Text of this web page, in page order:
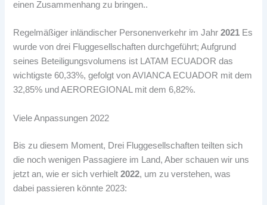
einen Zusammenhang zu bringen..
Regelmäßiger inländischer Personenverkehr im Jahr2021 Es
wurde von drei Fluggesellschaften durchgeführt; Aufgrund
seines Beteiligungsvolumens ist LATAM ECUADOR das
wichtigste 60,33%, gefolgt von AVIANCA ECUADOR mit dem
32,85% und AEROREGIONAL mit dem 6,82%.
Viele Anpassungen 2022
Bis zu diesem Moment, Drei Fluggesellschaften teilten sich
die noch wenigen Passagiere im Land, Aber schauen wir uns
jetzt an, wie er sich verhielt2022, um zu verstehen, was
dabei passieren könnte 2023: